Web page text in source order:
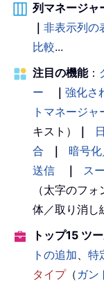
列マネージャ
｜ 非表示列の
比較...
注目の機能：
ー
｜ 強化さ
トマネージャ
キスト）
｜
合
｜ 暗号
送信
｜ ス
（太字のフ
体／取り消し
トップ15 ツ
トの追加、 特
タイプ（ ガン